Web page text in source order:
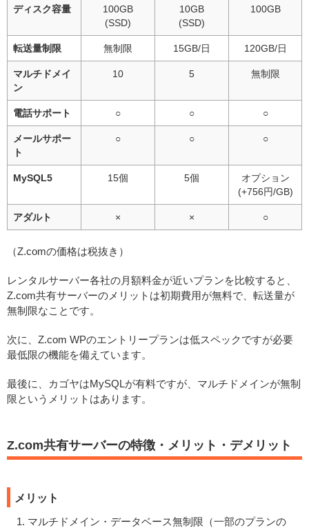
ディスク容量
100GB
(SSD)
10GB
(SSD)
100GB
転送量制限 無制限 15GB/日 120GB/日
マルチドメイ
ン
10 5 無制限
電話サポート ○ ○ ○
メールサポー
ト
○ ○ ○
MySQL5 15個 5個
オプション
(+756円/GB)
アダルト × × ○
（Z.comの価格は税抜き）
レンタルサーバー各社の月額料金が近いプランを比較すると、
Z.com共有サーバーのメリットは初期費用が無料で、転送量が
無制限なことです。
次に、Z.com WPのエントリープランは低スペックですが必要
最低限の機能を備えています。
最後に、カゴヤはMySQLが有料ですが、マルチドメインが無制
限というメリットはあります。
Z.com共有サーバーの特徴・メリット・デメリット
メリット
マルチドメイン・データベース無制限（一部のプランの